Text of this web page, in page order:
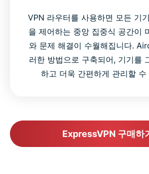
VPN 라우터를 사용하면 모든 기
을 제어하는 중앙 집중식 공간이
와 문제 해결이 수월해집니다.
러한 방법으로 구축되어, 기기를
하고 더욱 간편하게 관리할 수
ExpressVPN 구매하